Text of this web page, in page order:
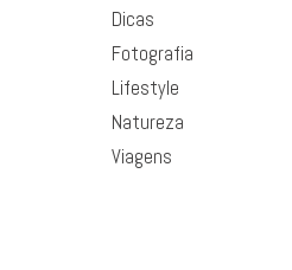
Dicas
Fotografia
Lifestyle
Natureza
Viagens